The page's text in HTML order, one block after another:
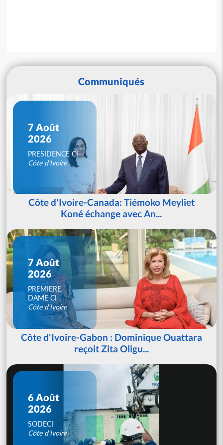
Communiqués
7 Août
2026
PRESIDENCE CI
Côte d'Ivoire
Côte d'Ivoire-Canada: Tiémoko Meyliet
Koné échange avec An...
7 Août
2026
PREMIERE
DAME CI
Côte d'Ivoire
Côte d'Ivoire-Gabon : Dominique Ouattara
reçoit Zita Oligu...
6 Août
2026
SODECI
Côte d'Ivoire